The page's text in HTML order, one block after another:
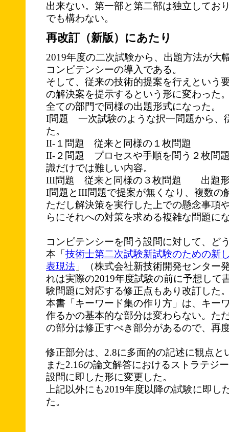
出来ない。第一部と第二部は独立してお
でも構わない。
再改訂（新版）にあたり
2019年度の二次試験から、出題方法が大
コンピテンシーの導入である。
そして、従来の技術的提案を行えという
の解決案を提示するという形に変わった
全ての部門で同様の出題形式になった。
I問題 一次試験のような択一問題から、
た。
II-１問題 従来と同様の１枚問題
II-２問題 プロセスや手順を問う２枚問
識だけでは難しい内容。
III問題 従来と同様の３枚問題 出題形
I問題とIII問題で提案が無くなり、複数の
ただし解決策を実行した上での懸念事項
らにそれへの対策を求める複雑な問題に
コンピテンシーを問う設問に対して、ど
本「 技術士第二次試験新試験のための新
表現法 」（株式会社新技術開発センター
れは実際の2019年度試験の前に予想して
験問題に対応する修正点もあり改訂した
本書「キーワード集の作り方」は、キー
作るかの基本的な部分は変わらない。た
の部分は修正すべき部分があるので、再
修正部分は、2.8に多面的の記述に観点と
また2.16の論文解答におけるストラテジ
設問に即した形に変更した。
上記以外にも2019年度以降の試験に即し
た。